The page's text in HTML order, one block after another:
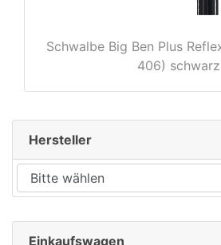
Schwalbe Big Ben Plus
406) schwarz
Hersteller
Einkaufswagen